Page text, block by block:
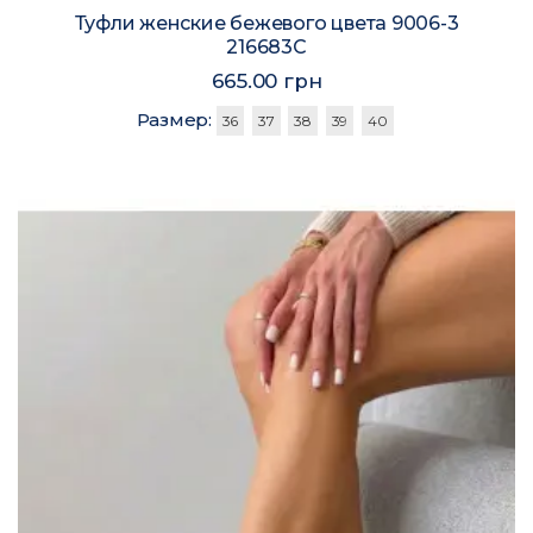
Туфли женские бежевого цвета 9006-3
216683C
665.00 грн
Размер: 36 37 38 39 40